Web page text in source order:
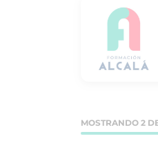
MOSTRANDO 2